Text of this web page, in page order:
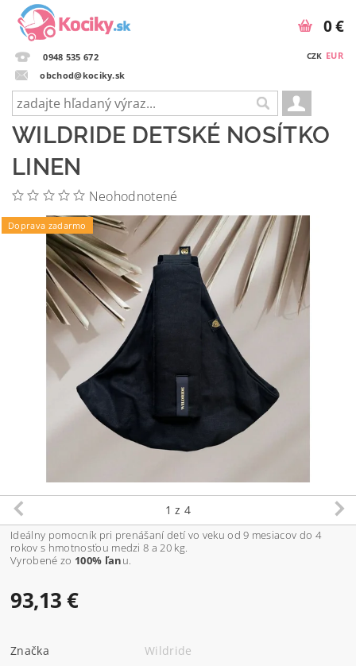
0948 535 672
obchod@kociky.sk
CZK EUR
0 €
WILDRIDE DETSKÉ NOSÍTKO
LINEN
Neohodnotené
Doprava zadarmo
1 z 4
Ideálny pomocník pri prenášaní detí vo veku od 9 mesiacov do 4
rokov s hmotnosťou medzi 8 a 20 kg.
Vyrobené zo 100% ľanu.
93,13 €
Značka
Wildride